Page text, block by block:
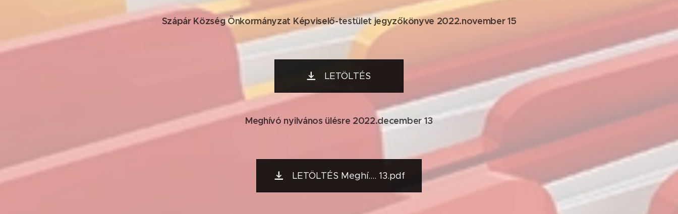
Szápár Község Önkormányzat Képviselő-testület jegyzőkönyve 2022.november 15
LETÖLTÉS
Meghívó nyilvános ülésre 2022.december 13
LETÖLTÉS Meghí.... 13.pdf